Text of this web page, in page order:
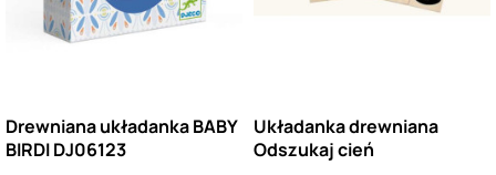
Drewniana układanka BABY
BIRDI DJ06123
Układanka drewniana
Odszukaj cień